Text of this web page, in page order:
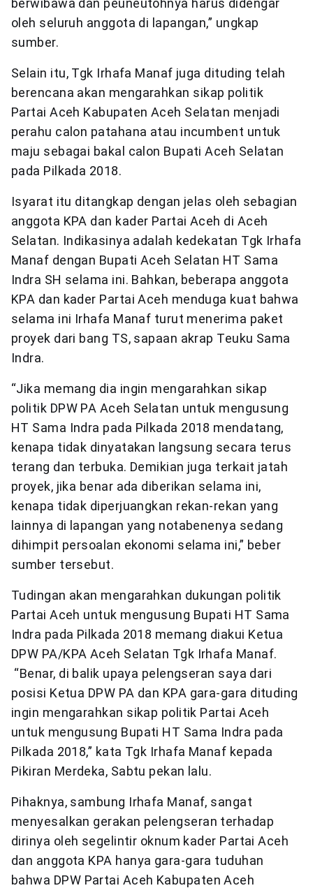
oleh seluruh anggota di lapangan,” ungkap
sumber.
Selain itu, Tgk Irhafa Manaf juga dituding telah
berencana akan mengarahkan sikap politik
Partai Aceh Kabupaten Aceh Selatan menjadi
perahu calon patahana atau incumbent untuk
maju sebagai bakal calon Bupati Aceh Selatan
pada Pilkada 2018.
Isyarat itu ditangkap dengan jelas oleh sebagian
anggota KPA dan kader Partai Aceh di Aceh
Selatan. Indikasinya adalah kedekatan Tgk Irhafa
Manaf dengan Bupati Aceh Selatan HT Sama
Indra SH selama ini. Bahkan, beberapa anggota
KPA dan kader Partai Aceh menduga kuat bahwa
selama ini Irhafa Manaf turut menerima paket
proyek dari bang TS, sapaan akrap Teuku Sama
Indra.
“Jika memang dia ingin mengarahkan sikap
politik DPW PA Aceh Selatan untuk mengusung
HT Sama Indra pada Pilkada 2018 mendatang,
kenapa tidak dinyatakan langsung secara terus
terang dan terbuka. Demikian juga terkait jatah
proyek, jika benar ada diberikan selama ini,
kenapa tidak diperjuangkan rekan-rekan yang
lainnya di lapangan yang notabenenya sedang
dihimpit persoalan ekonomi selama ini,” beber
sumber tersebut.
Tudingan akan mengarahkan dukungan politik
Partai Aceh untuk mengusung Bupati HT Sama
Indra pada Pilkada 2018 memang diakui Ketua
DPW PA/KPA Aceh Selatan Tgk Irhafa Manaf.
“Benar, di balik upaya pelengseran saya dari
posisi Ketua DPW PA dan KPA gara-gara dituding
ingin mengarahkan sikap politik Partai Aceh
untuk mengusung Bupati HT Sama Indra pada
Pilkada 2018,” kata Tgk Irhafa Manaf kepada
Pikiran Merdeka, Sabtu pekan lalu.
Pihaknya, sambung Irhafa Manaf, sangat
menyesalkan gerakan pelengseran terhadap
dirinya oleh segelintir oknum kader Partai Aceh
dan anggota KPA hanya gara-gara tuduhan
bahwa DPW Partai Aceh Kabupaten Aceh